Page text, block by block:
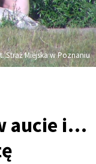
Straż Miejska w Poznaniu
aucie i…